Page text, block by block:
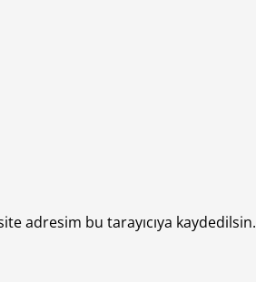
adresim bu tarayıcıya kaydedilsin.